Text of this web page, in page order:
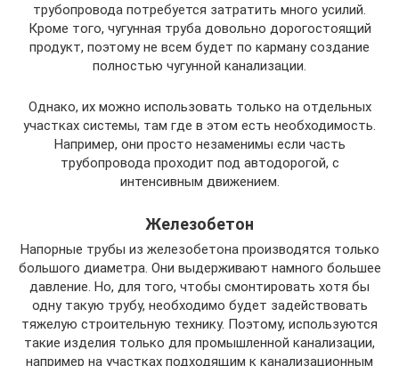
трубопровода потребуется затратить много усилий.
Кроме того, чугунная труба довольно дорогостоящий
продукт, поэтому не всем будет по карману создание
полностью чугунной канализации.
Однако, их можно использовать только на отдельных
участках системы, там где в этом есть необходимость.
Например, они просто незаменимы если часть
трубопровода проходит под автодорогой, с
интенсивным движением.
Железобетон
Напорные трубы из железобетона производятся только
большого диаметра. Они выдерживают намного большее
давление. Но, для того, чтобы смонтировать хотя бы
одну такую трубу, необходимо будет задействовать
тяжелую строительную технику. Поэтому, используются
такие изделия только для промышленной канализации,
например на участках подходящим к канализационным